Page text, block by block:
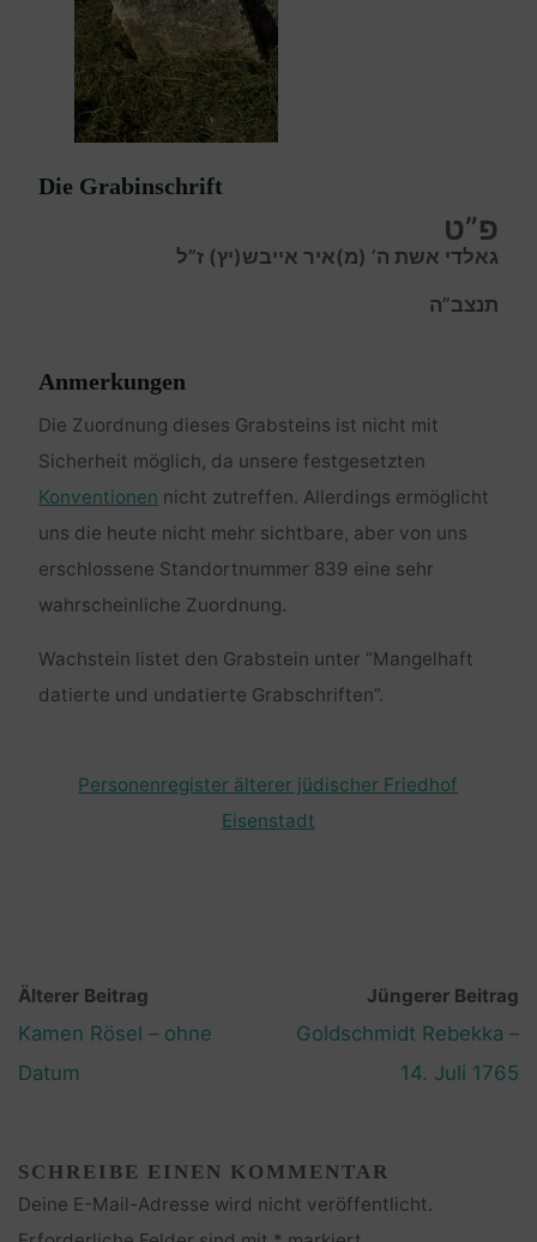
Die Grabinschrift
פ”ט
גאלדי אשת ה’ (מ)איר אייבש(יץ) ז”ל
תנצב”ה
Anmerkungen
Die Zuordnung dieses Grabsteins ist nicht mit
Sicherheit möglich, da unsere festgesetzten
Konventionen nicht zutreffen. Allerdings ermöglicht
uns die heute nicht mehr sichtbare, aber von uns
erschlossene Standortnummer 839 eine sehr
wahrscheinliche Zuordnung.
Wachstein listet den Grabstein unter “Mangelhaft
datierte und undatierte Grabschriften”.
Personenregister älterer jüdischer Friedhof
Eisenstadt
Älterer Beitrag
Kamen Rösel – ohne
Datum
Jüngerer Beitrag
Goldschmidt Rebekka –
14. Juli 1765
SCHREIBE EINEN KOMMENTAR
Deine E-Mail-Adresse wird nicht veröffentlicht.